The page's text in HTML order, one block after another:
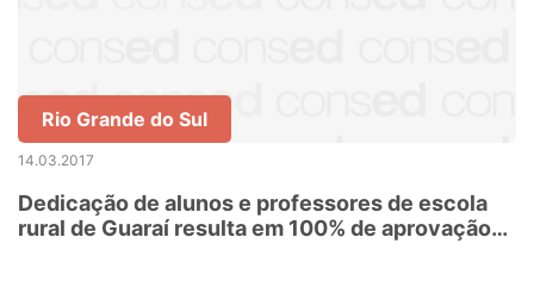
Rio Grande do Sul
14.03.2017
Dedicação de alunos e professores de escola
rural de Guaraí resulta em 100% de aprovação